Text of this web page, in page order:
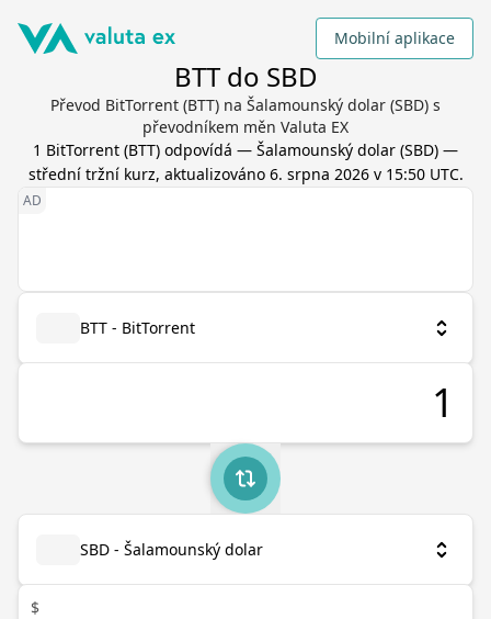
Mobilní aplikace
BTT do SBD
Převod BitTorrent (BTT) na Šalamounský dolar (SBD) s
převodníkem měn Valuta EX
1 BitTorrent (BTT) odpovídá — Šalamounský dolar (SBD) —
střední tržní kurz, aktualizováno 6. srpna 2026 v 15:50 UTC.
BTT - BitTorrent
SBD - Šalamounský dolar
$